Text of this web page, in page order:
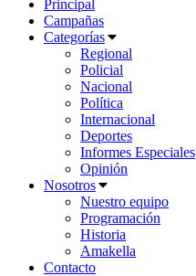
Principal
Campañas
Categorías
Regional
Policial
Nacional
Política
Internacional
Deportes
Informes Especiales
Opinión
Nosotros
Nuestro equipo
Programación
Historia
Amakella
Contacto